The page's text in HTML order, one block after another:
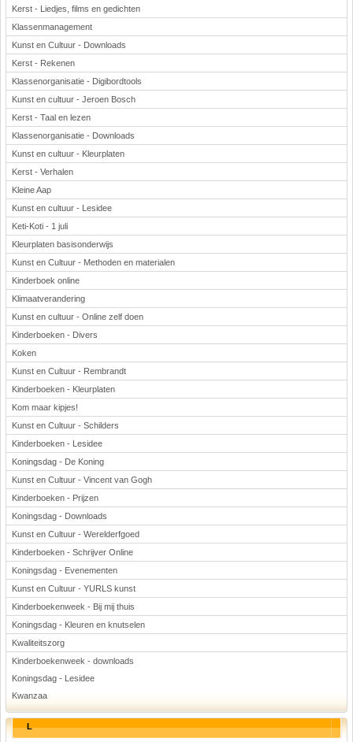
Kerst - Liedjes, films en gedichten
Klassenmanagement
Kunst en Cultuur - Downloads
Kerst - Rekenen
Klassenorganisatie - Digibordtools
Kunst en cultuur - Jeroen Bosch
Kerst - Taal en lezen
Klassenorganisatie - Downloads
Kunst en cultuur - Kleurplaten
Kerst - Verhalen
Kleine Aap
Kunst en cultuur - Lesidee
Keti-Koti - 1 juli
Kleurplaten basisonderwijs
Kunst en Cultuur - Methoden en materialen
Kinderboek online
Klimaatverandering
Kunst en cultuur - Online zelf doen
Kinderboeken - Divers
Koken
Kunst en Cultuur - Rembrandt
Kinderboeken - Kleurplaten
Kom maar kipjes!
Kunst en Cultuur - Schilders
Kinderboeken - Lesidee
Koningsdag - De Koning
Kunst en Cultuur - Vincent van Gogh
Kinderboeken - Prijzen
Koningsdag - Downloads
Kunst en Cultuur - Werelderfgoed
Kinderboeken - Schrijver Online
Koningsdag - Evenementen
Kunst en Cultuur - YURLS kunst
Kinderboekenweek - Bij mij thuis
Koningsdag - Kleuren en knutselen
Kwaliteitszorg
Kinderboekenweek - downloads
Koningsdag - Lesidee
Kwanzaa
L